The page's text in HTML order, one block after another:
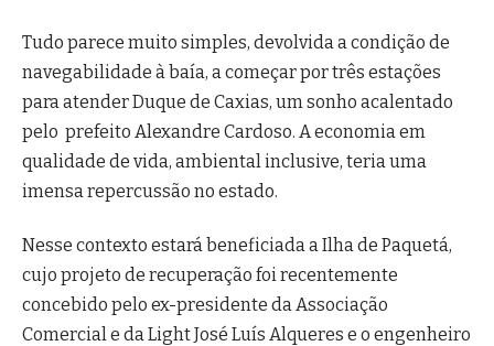
Tudo parece muito simples, devolvida a condição de
navegabilidade à baía, a começar por três estações
para atender Duque de Caxias, um sonho acalentado
pelo prefeito Alexandre Cardoso. A economia em
qualidade de vida, ambiental inclusive, teria uma
imensa repercussão no estado.
Nesse contexto estará beneficiada a Ilha de Paquetá,
cujo projeto de recuperação foi recentemente
concebido pelo ex-presidente da Associação
Comercial e da Light José Luís Alqueres e o engenheiro